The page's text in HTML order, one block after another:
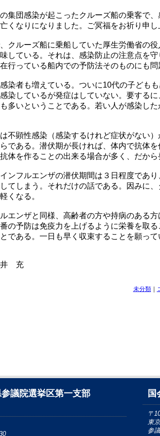
集団感染が起こったクルーズ船の乗客で
くなりになりました。ご冥福をお祈り申し
クルーズ船に乗船していた厚生労働省の役
している。それは、感染防止の注意点を
行っている船内での予防法そのものにも問
染者も増えている。ついに10代の子ども
染しているが発症はしていない。要する
多いということである。若い人が感染し
不顕性感染（感染するけれど症状がない）
である。潜伏期が長ければ、体内で抗体
体を作ることの出来る場合が多く、だから
ンフルエンザの潜伏期間は３日程度であ
てしまう。それだけの話である。因みに
くなる。
エンザと同様、高齢者の方や持病のある方
の予防は免疫力を上げるように栄養を取
である。一日も早く収束することを願って
井 充
未分類｜
議院選挙区第一支部
国
〒
東
参